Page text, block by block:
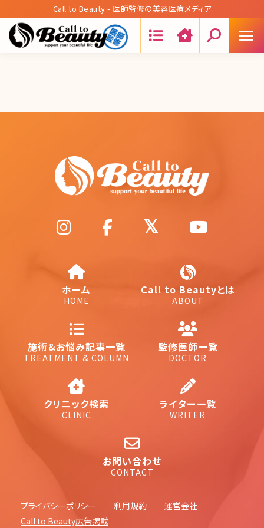
Call to Beauty - 医師監修の美容医療メディア
ホーム
HOME
Call to Beautyとは
ABOUT
施術＆お悩み記事一覧
TREATMENT & COLUMN
監修医師一覧
DOCTOR
クリニック検索
CLINIC
ライター一覧
WRITER
お問い合わせ
CONTACT
プライバシーポリシー 利用規約
運営会社
Call to Beauty広告掲載